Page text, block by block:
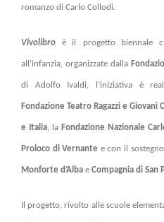
romanzo di Carlo Collodi.
Vivolibro è il progetto biennale
all’infanzia, organizzate dalla
di Adolfo Ivaldi, l’iniziativa è
Fondazione Teatro Ragazzi e Giovani
e Italia, la Fondazione Nazionale
Proloco diVernante e con il
Monforte d’Alba e Compagnia di San
Il progetto, rivolto alle scuole